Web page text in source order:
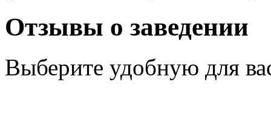
Отзывы о заведении
Выберите удобную для